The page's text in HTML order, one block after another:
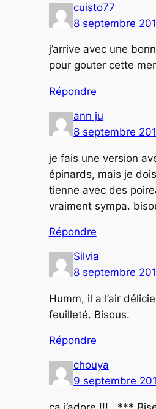
cuisto77
8 septembre
j’arrive avec une
pour gouter cette
Répondre
ann ju
8 septembre
je fais une version
épinards, mais je
tienne avec des
vraiment sympa.
Répondre
Silvia
8 septembre
Humm, il a l’air
feuilleté. Bisous.
Répondre
chouya
9 septembre